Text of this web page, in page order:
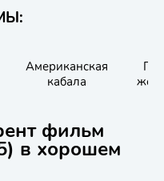
Американская
кабала
фильм
в хорошем